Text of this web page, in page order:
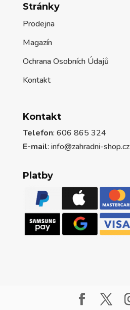
Stránky
Prodejna
Magazín
Ochrana Osobních Údajů
Kontakt
Kontakt
Telefon: 606 865 324
E-mail: info@zahradni-shop.cz
Platby